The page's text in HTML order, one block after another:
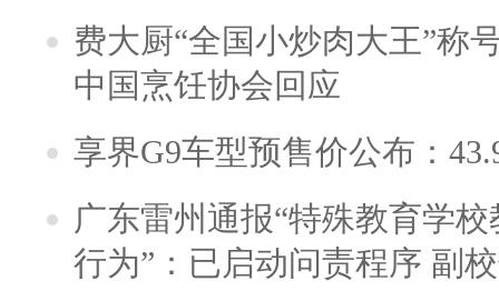
费大厨“全国小炒肉大王”称
中国烹饪协会回应
享界G9车型预售价公布：
广东雷州通报“特殊教育学
行为”：已启动问责程序 副